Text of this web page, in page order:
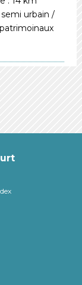
urbain /